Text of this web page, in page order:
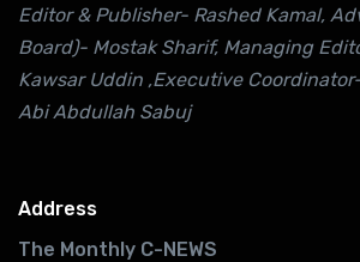
Editor & Publisher- Rashed Kamal,
Board)- Mostak Sharif, Managing
Kawsar Uddin ,Executive
Abi Abdullah Sabuj
Address
The Monthly C-NEWS